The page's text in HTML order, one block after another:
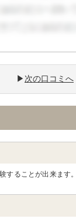
次の口コミへ
することが出来ます